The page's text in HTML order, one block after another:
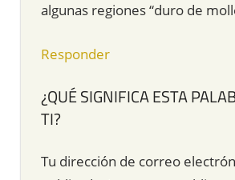
algunas regiones “duro de
Responder
¿QUÉ SIGNIFICA ESTA
TI?
Tu dirección de correo